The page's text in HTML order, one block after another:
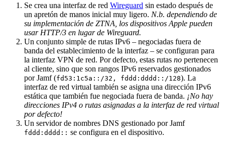
Se crea una interfaz de red Wireguard sin estado después de
un apretón de manos inicial muy ligero. N.b. dependiendo de
su implementación de ZTNA, los dispositivos Apple pueden
usar HTTP/3 en lugar de Wireguard.
Un conjunto simple de rutas IPv6 – negociadas fuera de
banda del establecimiento de la interfaz – se configuran para
la interfaz VPN de red. Por defecto, estas rutas no pertenecen
al cliente, sino que son rangos IPv6 reservados gestionados
por Jamf (fd53:1c5a::/32, fddd:dddd::/128). La
interfaz de red virtual también se asigna una dirección IPv6
estática que también fue negociada fuera de banda. ¡No hay
direcciones IPv4 o rutas asignadas a la interfaz de red virtual
por defecto!
Un servidor de nombres DNS gestionado por Jamf
fddd:dddd:: se configura en el dispositivo.